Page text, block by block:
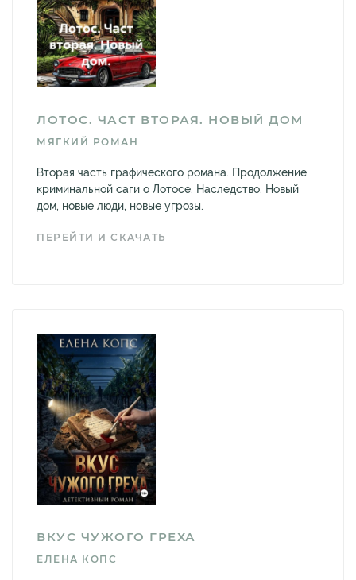
ЛОТОС. ЧАСТ ВТОРАЯ. НОВЫЙ ДОМ
МЯГКИЙ РОМАН
Вторая часть графического романа. Продолжение
криминальной саги о Лотосе. Наследство. Новый
дом, новые люди, новые угрозы.
ПЕРЕЙТИ И СКАЧАТЬ
ВКУС ЧУЖОГО ГРЕХА
ЕЛЕНА КОПС